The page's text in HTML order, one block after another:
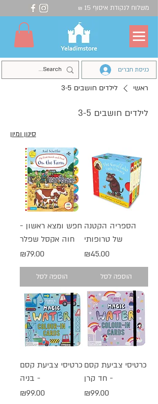
משלוח לנקודת איסוף 15 ₪
כניסת חברים
ראשי לילדים חושבים 3-5
לילדים חושבים 3-5
סינון ומיון
הספריה הקטנה
של טרופותי
מחיר
₪45.00
הוספה לסל
חפש ומצא ראשון -
חוה אקסל שפלר
מחיר
₪79.00
הוספה לסל
כרטיסי צביעת קסם
- חד קרן
מחיר
₪99.00
כרטיסי צביעת קסם
- בניה
מחיר
₪99.00